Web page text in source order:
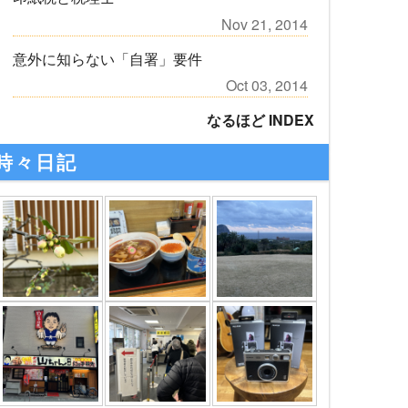
Nov 21, 2014
意外に知らない「自署」要件
Oct 03, 2014
なるほど INDEX
々日記